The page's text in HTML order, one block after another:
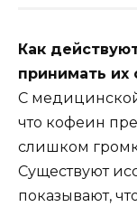
Как
принимать их
С
что кофеин
слишком
Существуют
показывают,